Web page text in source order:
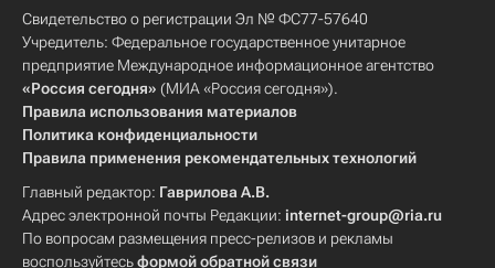
Свидетельство о регистрации Эл № ФС77-57640
Учредитель: Федеральное государственное унитарное
предприятие Международное информационное агентство
«Россия сегодня» (МИА «Россия сегодня»).
Правила использования материалов
Политика конфиденциальности
Правила применения рекомендательных технологий
Главный редактор: Гаврилова А.В.
Адрес электронной почты Редакции: internet-group@ria.ru
По вопросам размещения пресс-релизов и рекламы
воспользуйтесьформой обратной связи